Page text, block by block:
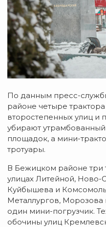
По данным пресс-
районе четыре
второстепенных улиц и
убирают
площадок, а мини-
тротуары.
В Бежицком районе три
улицах Литейной, Ново-
Куйбышева и
Металлургов, Морозова
один мини-погрузчик.
обочины улиц